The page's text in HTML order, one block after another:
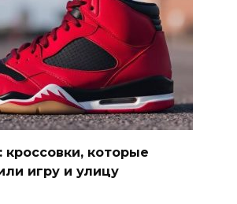
кроссовки, которые
игру и улицу